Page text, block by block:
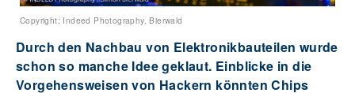
Copyright: Indeed Photography, Bierwald
Durch den Nachbau von Elektronikbauteilen wurde
schon so manche Idee geklaut. Einblicke in die
Vorgehensweisen von Hackern könnten Chips